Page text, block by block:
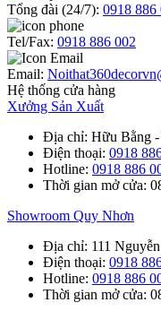
Tổng đài (24/7): 0918 886
Tel/Fax: 0918 886 002
Email:
Hệ thống cửa hàng
Xưởng Sản Xuất
Địa chỉ: Hữu Bằng
Điện thoại: 0918
Hotline: 0918 886
Thời gian mở cửa:
Showroom Quy Nhơn
Địa chỉ: 111
Điện thoại: 0918
Hotline: 0918 886
Thời gian mở cửa: